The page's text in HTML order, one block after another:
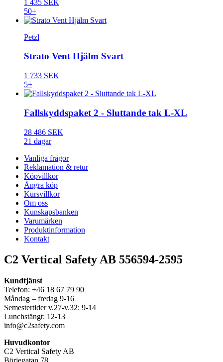
1 435 SEK
50+
Petzl
Strato Vent Hjälm Svart
1 733 SEK
5+
Fallskyddspaket 2 - Sluttande tak L-XL
28 486 SEK
21 dagar
Vanliga frågor
Reklamation & retur
Köpvillkor
Ångra köp
Kursvillkor
Om oss
Kunskapsbanken
Varumärken
Produktinformation
Kontakt
C2 Vertical Safety AB 556594-2595
Kundtjänst
Telefon: +46 18 67 79 90
Måndag – fredag 9-16
Semestertider v.27-v.32: 9-14
Lunchstängt: 12-13
info@c2safety.com
Huvudkontor
C2 Vertical Safety AB